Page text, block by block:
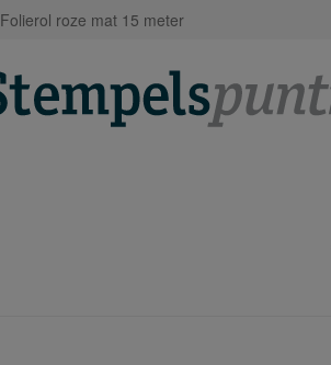
Folierol roze mat 15 meter